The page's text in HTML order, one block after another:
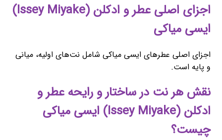
اجزای اصلی عطر و ادکلن (Issey Miyake)
ایسی میاکی
اجزای اصلی عطرهای ایسی میاکی شامل نت‌های اولیه، میانی
و پایه است.
نقش هر نت در ساختار و رایحه عطر و
ادکلن (Issey Miyake) ایسی میاکی
چیست؟